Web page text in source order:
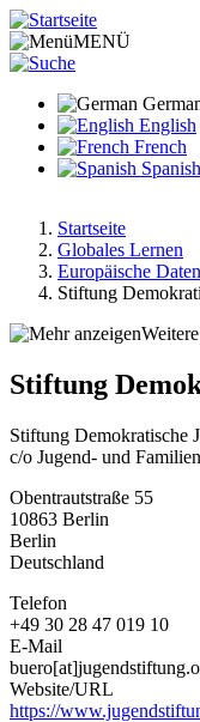
Direkt
zum
Inhalt
MENÜ
English
French
Spanish
Pfadnavigation
Startseite
Globales Lernen
Europäische
Stiftung
Stiftung
Stiftung Demokratische
c/o Jugend- und
Obentrautstraße 55
10863 Berlin
Berlin
Deutschland
Telefon
+49 30 28 47 019 10
E-Mail
Website/URL
https://